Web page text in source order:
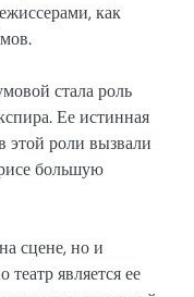
как
стала роль
Ее истинная
этой роли вызвали
большую
сцене, но и
является ее